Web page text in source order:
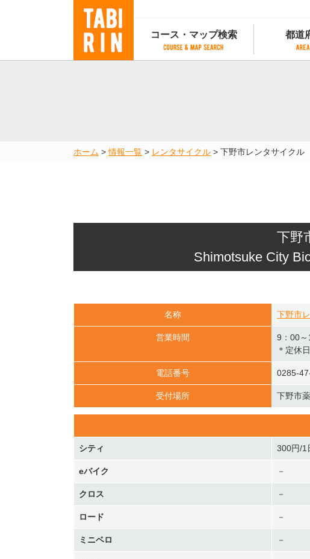
コース・マップ検索
地図から検索
都道
都道府県別サイ
都道府県アクセ
ホーム >情報一覧 > レンタサイクル > 下野市レンタサイク
下野
Shimotsuke City
名称 下野市
営業時間
9：00
＊定休
電話番号 0285-
受付場所 下野市
シティ 300円/1
eバイク －
クロス －
ロード －
ミニベロ －